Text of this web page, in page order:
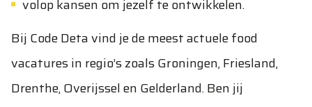
volop kansen om jezelf te ontwikkelen.
Bij Code Deta vind je de meest actuele food
vacatures in regio’s zoals Groningen, Friesland,
Drenthe, Overijssel en Gelderland. Ben jij